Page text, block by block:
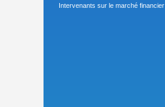
Intervenants sur le marché financier